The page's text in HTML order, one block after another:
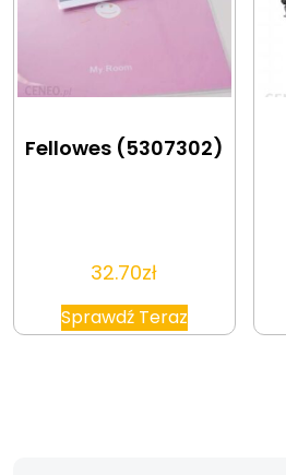
Fellowes (5307302)
32.70zł
Sprawdź Teraz